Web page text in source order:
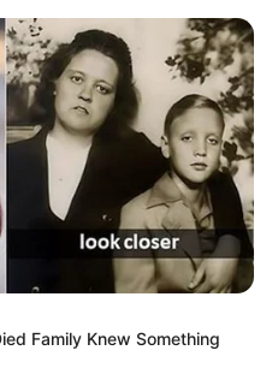
Family Knew Something